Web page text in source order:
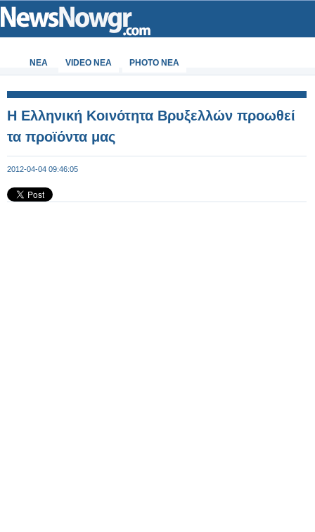
ΝΕΑ VIDEO NEA PHOTO NEA
Η Ελληνική Κοινότητα Βρυξελλών προωθεί
τα πρoϊόντα μας
2012-04-04 09:46:05